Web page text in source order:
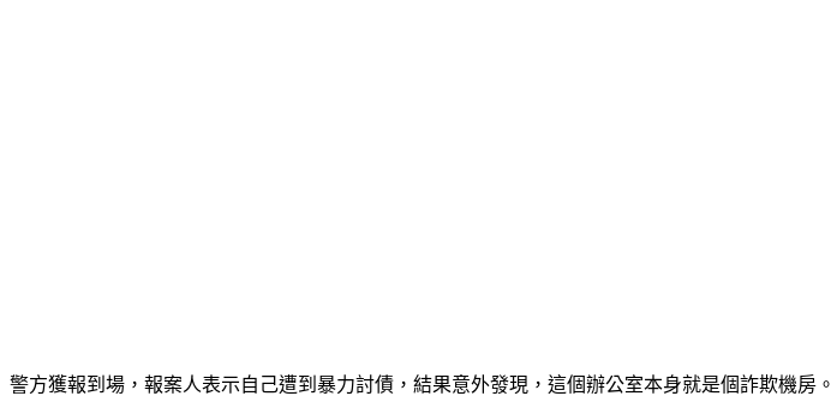
警方獲報到場，報案人表示自己遭到暴力討債，結果意外發現，這個辦公室本身就是個詐欺機房。